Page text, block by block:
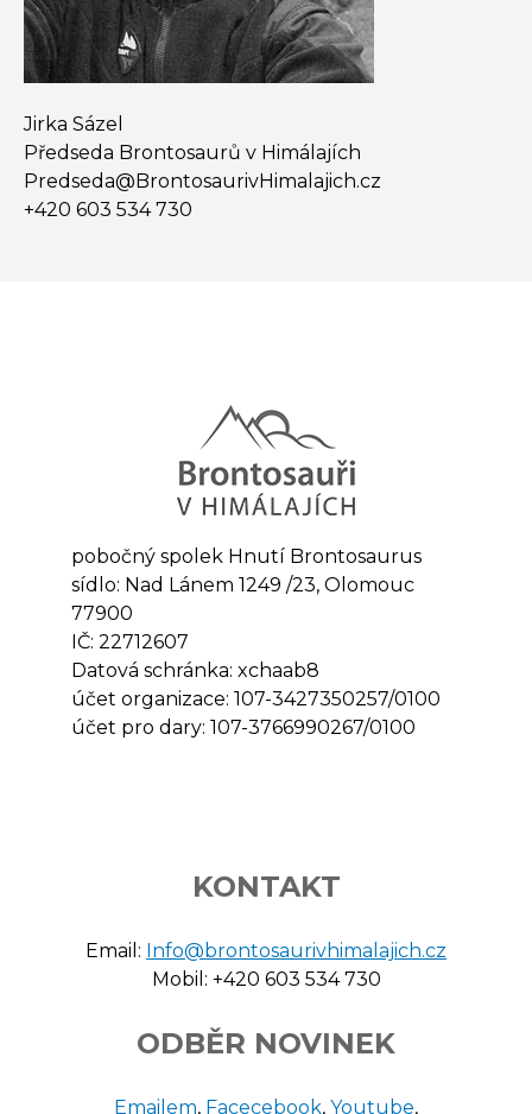
Jirka Sázel
Předseda Brontosaurů v Himálajích
Predseda@​BrontosaurivHimalajich.cz
+420 603 534 730
pobočný spolek Hnutí Brontosaurus
sídlo: Nad Lánem 1249 /23, Olomouc
77900
IČ: 22712607
Datová schránka: xchaab8
účet organizace: 107-3427350257/0100
účet pro dary: 107-3766990267/0100
KONTAKT
Email: Info@brontosaurivhimalajich.cz
Mobil: +420 603 534 730
ODBĚR NOVINEK
Emailem, Facecebook, Youtube,